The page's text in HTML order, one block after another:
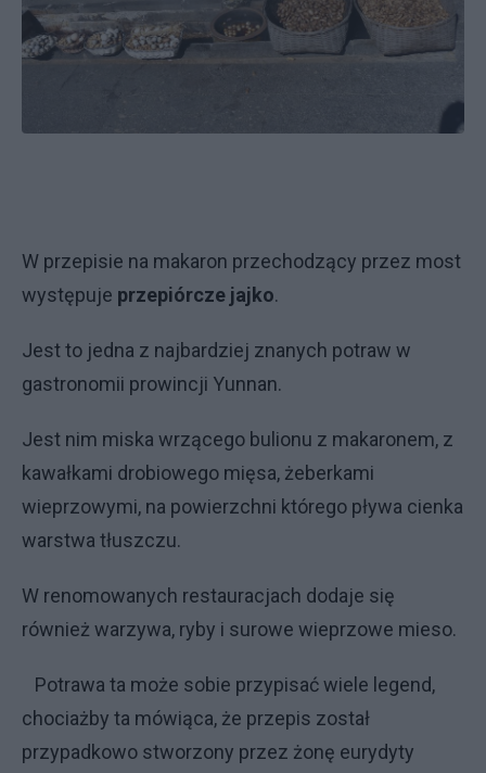
W przepisie na makaron przechodzący przez most
występuje przepiórcze jajko.
Jest to jedna z najbardziej znanych potraw w
gastronomii prowincji Yunnan.
Jest nim miska wrzącego bulionu z makaronem, z
kawałkami drobiowego mięsa, żeberkami
wieprzowymi, na powierzchni którego pływa cienka
warstwa tłuszczu.
W renomowanych restauracjach dodaje się
również warzywa, ryby i surowe wieprzowe mieso.
Potrawa ta może sobie przypisać wiele legend,
chociażby ta mówiąca, że przepis został
przypadkowo stworzony przez żonę eurydyty